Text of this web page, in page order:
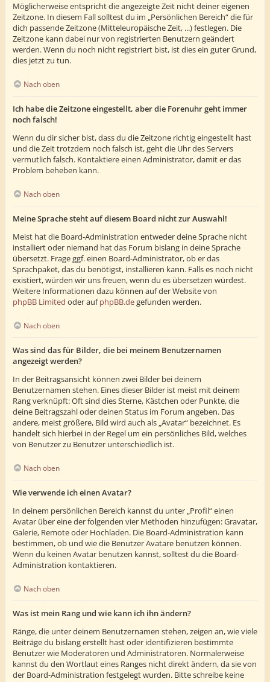
Möglicherweise entspricht die angezeigte Zeit nicht deiner eigenen
Zeitzone. In diesem Fall solltest du im „Persönlichen Bereich“ die für
dich passende Zeitzone (Mitteleuropäische Zeit, ...) festlegen. Die
Zeitzone kann dabei nur von registrierten Benutzern geändert
werden. Wenn du noch nicht registriert bist, ist dies ein guter Grund,
dies jetzt zu tun.
Nach oben
Ich habe die Zeitzone eingestellt, aber die Forenuhr geht immer
noch falsch!
Wenn du dir sicher bist, dass du die Zeitzone richtig eingestellt hast
und die Zeit trotzdem noch falsch ist, geht die Uhr des Servers
vermutlich falsch. Kontaktiere einen Administrator, damit er das
Problem beheben kann.
Nach oben
Meine Sprache steht auf diesem Board nicht zur Auswahl!
Meist hat die Board-Administration entweder deine Sprache nicht
installiert oder niemand hat das Forum bislang in deine Sprache
übersetzt. Frage ggf. einen Board-Administrator, ob er das
Sprachpaket, das du benötigst, installieren kann. Falls es noch nicht
existiert, würden wir uns freuen, wenn du es übersetzen würdest.
Weitere Informationen dazu können auf der Website von
phpBB Limited oder aufphpBB.degefunden werden.
Nach oben
Was sind das für Bilder, die bei meinem Benutzernamen
angezeigt werden?
In der Beitragsansicht können zwei Bilder bei deinem
Benutzernamen stehen. Eines dieser Bilder ist meist mit deinem
Rang verknüpft: Oft sind dies Sterne, Kästchen oder Punkte, die
deine Beitragszahl oder deinen Status im Forum angeben. Das
andere, meist größere, Bild wird auch als „Avatar“ bezeichnet. Es
handelt sich hierbei in der Regel um ein persönliches Bild, welches
von Benutzer zu Benutzer unterschiedlich ist.
Nach oben
Wie verwende ich einen Avatar?
In deinem persönlichen Bereich kannst du unter „Profil“ einen
Avatar über eine der folgenden vier Methoden hinzufügen: Gravatar,
Galerie, Remote oder Hochladen. Die Board-Administration kann
bestimmen, ob und wie die Benutzer Avatare benutzen können.
Wenn du keinen Avatar benutzen kannst, solltest du die Board-
Administration kontaktieren.
Nach oben
Was ist mein Rang und wie kann ich ihn ändern?
Ränge, die unter deinem Benutzernamen stehen, zeigen an, wie viele
Beiträge du bislang erstellt hast oder identifizieren bestimmte
Benutzer wie Moderatoren und Administratoren. Normalerweise
kannst du den Wortlaut eines Ranges nicht direkt ändern, da sie von
der Board-Administration festgelegt wurden. Bitte schreibe keine